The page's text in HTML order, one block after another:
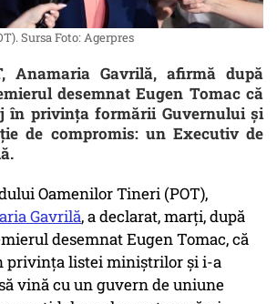
Sursa Foto: Agerpres
Anamaria Gavrilă, afirmă după
desemnat Eugen Tomac că
în privința formării Guvernului și
de compromis: un Executiv de
Oamenilor Tineri (POT),
Gavrilă, a declarat, marţi, după
desemnat Eugen Tomac, că
privinţa listei miniştrilor şi i-a
vină cu un guvern de uniune